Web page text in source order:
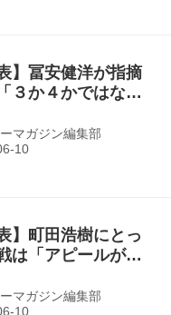
】冨安健洋が指摘
３か４かではなく
がら変えること」
マガジン編集部
】町田浩樹にとっ
は「アピールがか
。アジアカップの
に臨む！
マガジン編集部